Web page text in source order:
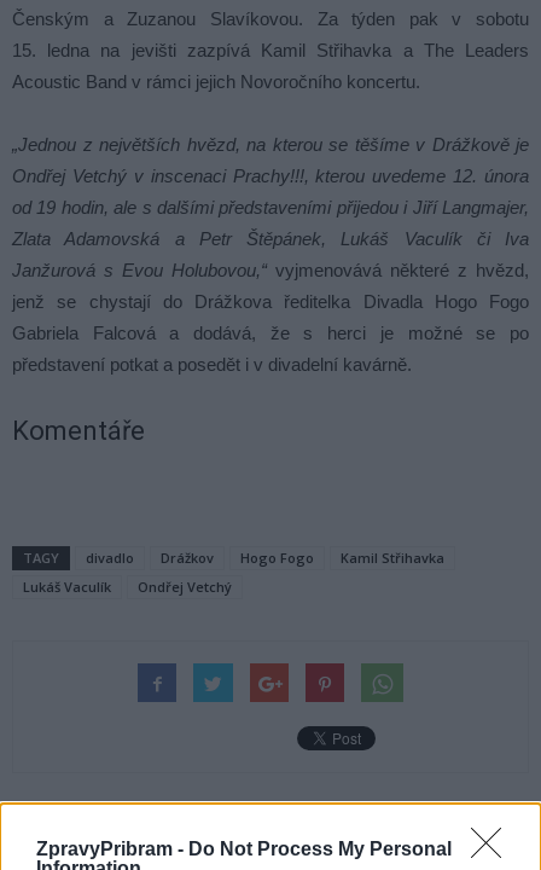
ZpravyPribram - Do Not Process My Personal
Čenským a Zuzanou Slavíkovou. Za týden pak v sobotu
15. ledna na jevišti zazpívá Kamil Střihavka a The Leaders
Acoustic Band v rámci jejich Novoročního koncertu.
„Jednou z největších hvězd, na kterou se těšíme v Drážkově je
Ondřej Vetchý v inscenaci Prachy!!!, kterou uvedeme 12. února
od 19 hodin, ale s dalšími představeními přijedou i Jiří Langmajer,
Zlata Adamovská a Petr Štěpánek, Lukáš Vaculík či Iva
Janžurová s Evou Holubovou,“ vyjmenovává některé z hvězd,
jenž se chystají do Drážkova ředitelka Divadla Hogo Fogo
Gabriela Falcová a dodává, že s herci je možné se po
představení potkat a posedět i v divadelní kavárně.
Komentáře
TAGY divadlo Drážkov Hogo Fogo
Kamil Střihavka
Lukáš Vaculík
Ondřej Vetchý
Následující článek